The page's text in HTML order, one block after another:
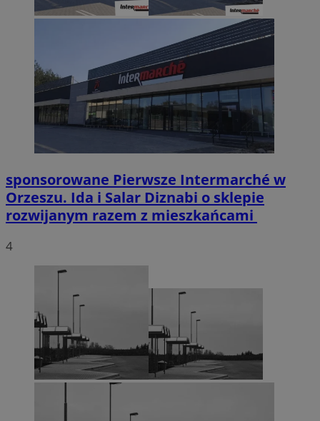
sponsorowane Pierwsze Intermarché w
Orzeszu. Ida i Salar Diznabi o sklepie
rozwijanym razem z mieszkańcami
4